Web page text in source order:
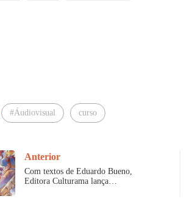
#Áudiovisual curso
Anterior
Com textos de Eduardo Bueno,
Editora Culturama lança…